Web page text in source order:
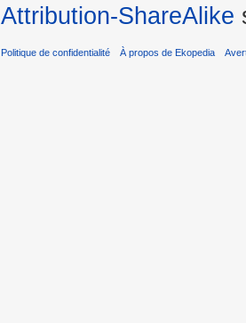
Attribution-ShareAlike
Politique de confidentialité À propos de Ekopedia